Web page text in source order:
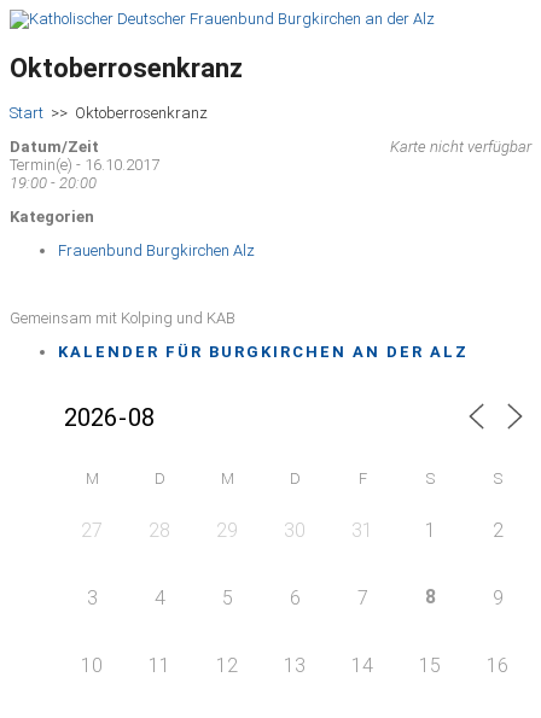
Oktoberrosenkranz
Start >> Oktoberrosenkranz
Karte nicht verfügbar
Datum/Zeit
Termin(e) - 16.10.2017
19:00 - 20:00
Kategorien
Frauenbund Burgkirchen Alz
Gemeinsam mit Kolping und KAB
KALENDER FÜR BURGKIRCHEN AN DER ALZ
M D M D F S S
27 28 29 30 31 1 2
3 4 5 6 7 8 9
10 11 12 13 14 15 16